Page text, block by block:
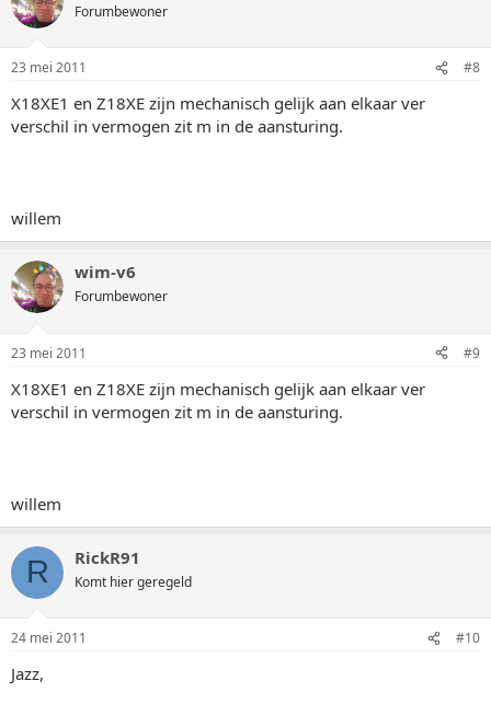
Forumbewoner
23 mei 2011 #8
X18XE1 en Z18XE zijn mechanisch gelijk aan elkaar ver
verschil in vermogen zit m in de aansturing.
willem
wim-v6
Forumbewoner
23 mei 2011 #9
X18XE1 en Z18XE zijn mechanisch gelijk aan elkaar ver
verschil in vermogen zit m in de aansturing.
willem
R RickR91
Komt hier geregeld
24 mei 2011 #10
Jazz,